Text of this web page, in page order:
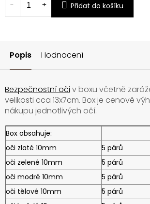
Přidat do košíku
Popis Hodnocení
Bezpečnostní oči v boxu včetně
velikosti cca 13x7cm. Box je cenově
nákupu jednotlivých očí.
Box obsahuje:
oči zlaté 10mm
5 párů
oči zelené 10mm
5 párů
oči modré 10mm
5 párů
oči tělové 10mm
5 párů